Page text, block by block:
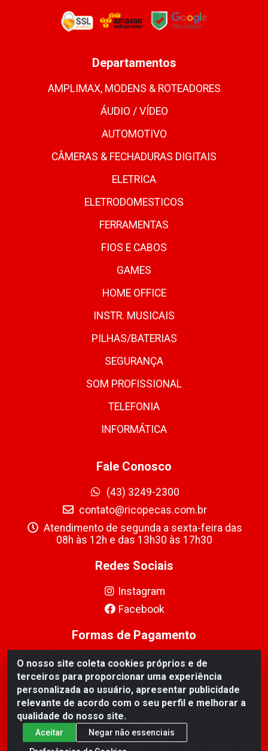
O nosso site coleta cookies próprios e de
terceiros para proporcionar uma experiência
personalizada ao usuário, apresentar publicidade
relevante de acordo com o seu perfil e melhorar a
qualidade do nosso site.
Aceitar
Negar não essenciais
Departamentos
AMPLIMAX, MODENS & ROTEADORES
ÁUDIO / VÍDEO
AUTOMOTIVO
CÂMERAS & FECHADURAS DIGITAIS
ELETRICA
ELETRODOMESTICOS
FERRAMENTAS
FIOS E CABOS
GAMES
HOME OFFICE
INSTR. MUSICAIS
PILHAS/BATERIAS
SEGURANÇA
SOM PROFISSIONAL
TELEFONIA
INFORMÁTICA
Fale Conosco
(43) 3249-2300
contato@ricopecas.com.br
Atendimento de segunda a sexta-feira das
08h às 12h e das 13h30 às 17h30
Redes Sociais
Instagram
Facebook
Formas de Pagamento
Ricopeças Comércio de componentes Eletrônicos Ltda -
Rua Alicio Francisco Mafra, 968 - Jardim Taroba,
Cambé/PR - CEP 86.191-390 - CNPJ 06.241.208/0001-
89